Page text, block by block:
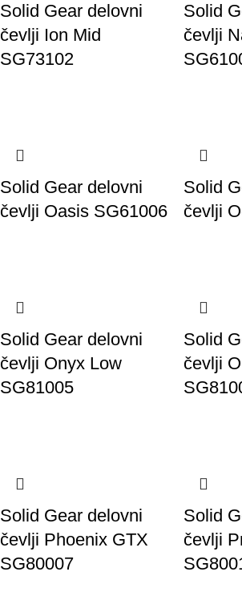
Solid Gear delovni
čevlji Ion Mid
SG73102
Solid
čevlji
Solid Gear delovni
čevlji Oasis SG61006
Solid
čevlji
Solid Gear delovni
čevlji Onyx Low
SG81005
Solid
čevlji
Solid Gear delovni
čevlji Phoenix GTX
SG80007
Solid
čevlji